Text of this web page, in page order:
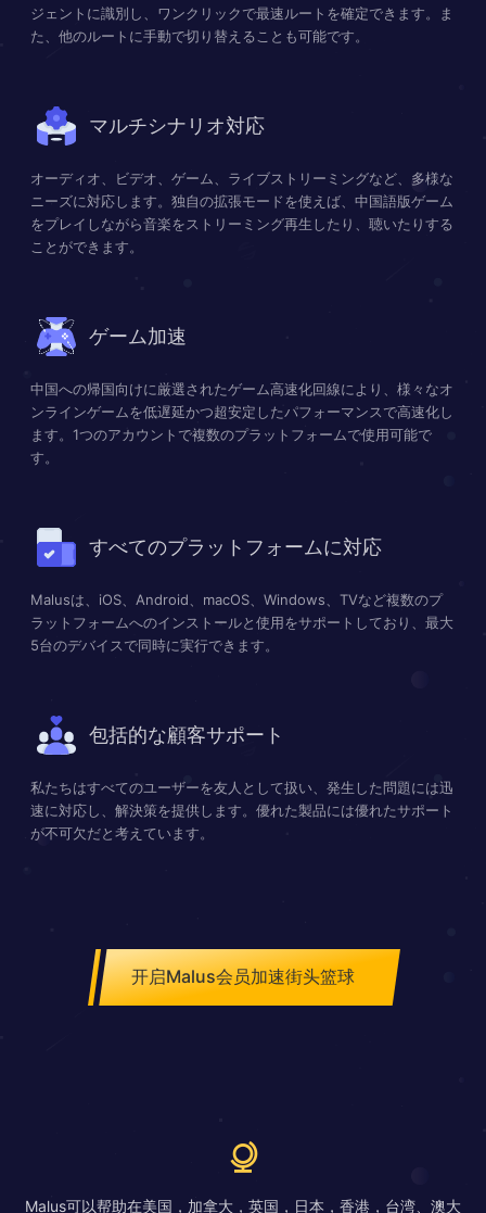
ジェントに識別し、ワンクリックで最速ルートを確定できます。ま
た、他のルートに手動で切り替えることも可能です。
マルチシナリオ対応
オーディオ、ビデオ、ゲーム、ライブストリーミングなど、多様な
ニーズに対応します。独自の拡張モードを使えば、中国語版ゲーム
をプレイしながら音楽をストリーミング再生したり、聴いたりする
ことができます。
ゲーム加速
中国への帰国向けに厳選されたゲーム高速化回線により、様々なオ
ンラインゲームを低遅延かつ超安定したパフォーマンスで高速化し
ます。1つのアカウントで複数のプラットフォームで使用可能で
す。
すべてのプラットフォームに対応
Malusは、iOS、Android、macOS、Windows、TVなど複数のプ
ラットフォームへのインストールと使用をサポートしており、最大
5台のデバイスで同時に実行できます。
包括的な顧客サポート
私たちはすべてのユーザーを友人として扱い、発生した問題には迅
速に対応し、解決策を提供します。優れた製品には優れたサポート
が不可欠だと考えています。
开启Malus会员加速街头篮球
Malus可以帮助在美国，加拿大，英国，日本，香港，台湾、澳大